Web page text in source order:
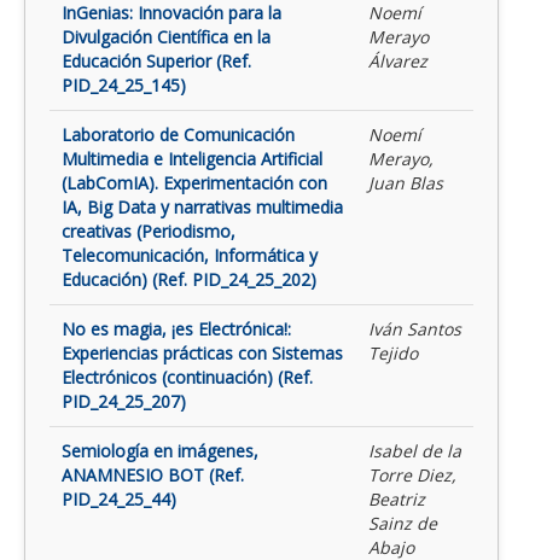
InGenias: Innovación para la
Divulgación Científica en la
Educación Superior (Ref.
PID_24_25_145)
Noemí
Merayo
Álvarez
Laboratorio de Comunicación
Multimedia e Inteligencia Artificial
(LabComIA). Experimentación con
IA, Big Data y narrativas multimedia
creativas (Periodismo,
Telecomunicación, Informática y
Educación) (Ref. PID_24_25_202)
Noemí
Merayo,
Juan Blas
No es magia, ¡es Electrónica!:
Experiencias prácticas con Sistemas
Electrónicos (continuación) (Ref.
PID_24_25_207)
Iván Santos
Tejido
Semiología en imágenes,
ANAMNESIO BOT (Ref.
PID_24_25_44)
Isabel de la
Torre Diez,
Beatriz
Sainz de
Abajo